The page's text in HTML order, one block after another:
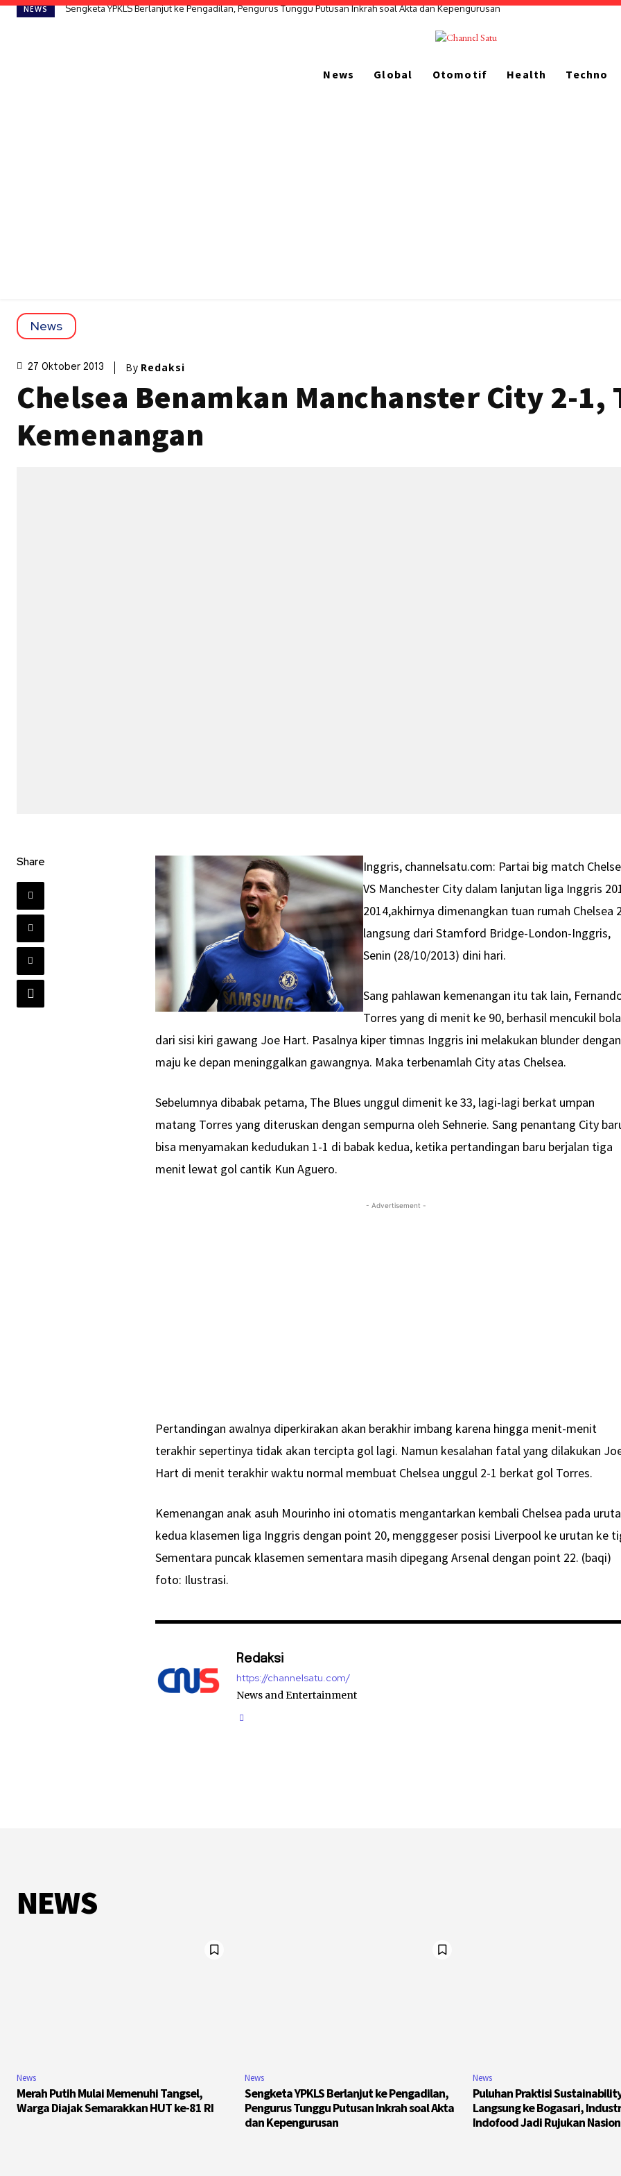
NEWS Sengketa YPKLS Berlanjut ke Pengadilan, Pengurus Tunggu Putusan Inkrah soal Akta dan Kepengurusan
News Global Otomotif Health Techno
News
27 Oktober 2013 By Redaksi
Chelsea Benamkan Manchanster City 2-1,
Kemenangan
Share
Inggris, channelsatu.com: Partai big match
VS Manchester City dalam lanjutan liga Inggris
2014,akhirnya dimenangkan tuan rumah Chelsea
langsung dari Stamford Bridge-London-Inggris,
Senin (28/10/2013) dini hari.
Sang pahlawan kemenangan itu tak lain,
Torres yang di menit ke 90, berhasil mencukil bola
dari sisi kiri gawang Joe Hart. Pasalnya kiper timnas Inggris ini melakukan blunder dengan
maju ke depan meninggalkan gawangnya. Maka terbenamlah City atas Chelsea.
Sebelumnya dibabak petama, The Blues unggul dimenit ke 33, lagi-lagi berkat umpan
matang Torres yang diteruskan dengan sempurna oleh Sehnerie. Sang penantang City
bisa menyamakan kedudukan 1-1 di babak kedua, ketika pertandingan baru berjalan tiga
menit lewat gol cantik Kun Aguero.
- Advertisement -
Pertandingan awalnya diperkirakan akan berakhir imbang karena hingga menit-menit
terakhir sepertinya tidak akan tercipta gol lagi. Namun kesalahan fatal yang dilakukan
Hart di menit terakhir waktu normal membuat Chelsea unggul 2-1 berkat gol Torres.
Kemenangan anak asuh Mourinho ini otomatis mengantarkan kembali Chelsea pada
kedua klasemen liga Inggris dengan point 20, mengggeser posisi Liverpool ke urutan ke
Sementara puncak klasemen sementara masih dipegang Arsenal dengan point 22. (baqi)
foto: Ilustrasi.
Redaksi
https://channelsatu.com/
News and Entertainment
NEWS
News
Merah Putih Mulai Memenuhi Tangsel,
Warga Diajak Semarakkan HUT ke-81 RI
News
Sengketa YPKLS Berlanjut ke Pengadilan,
Pengurus Tunggu Putusan Inkrah soal Akta
dan Kepengurusan
News
Puluhan Praktisi
Langsung ke Bogasari,
Indofood Jadi Rujukan